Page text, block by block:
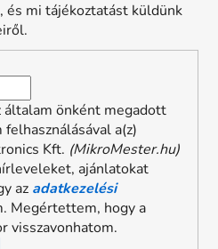
és mi tájékoztatást küldünk
általam önként megadott
a(z)
Kft. (MikroMester.hu)
ajánlatokat
az adatkezelési
Megértettem, hogy a
visszavonhatom.